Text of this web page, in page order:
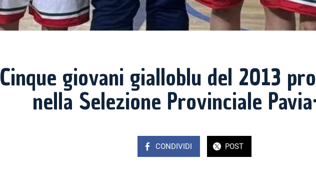
Cinque giovani gialloblu del 2013
nella Selezione Provinciale
CONDIVIDI POST